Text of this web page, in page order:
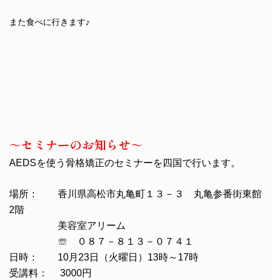
また食べに行きます♪
～セミナーのお知らせ～
AEDSを使う骨格矯正のセミナーを四国で行います。
場所： 香川県高松市丸亀町１３－３ 丸亀参番街東館
2階
美容室アリーム
☏ ０８７－８１３－０７４１
日時： 10月23日（火曜日）13時～17時
受講料： 3000円